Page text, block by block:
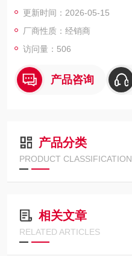
更新时间：2026-05-15
厂商性质：经销商
访问量：506
产品咨询
产品分类
PRODUCT CLASSIFICATION
相关文章
RELATED ARTICLES